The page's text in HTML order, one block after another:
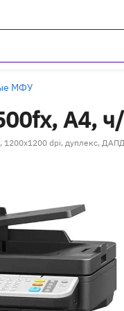
МФУ
A4,
dpi, дуплекс,